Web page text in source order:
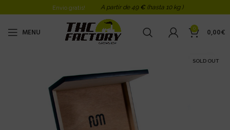
Envio gratis! A partir de 49 € (hasta 10 kg )
MENU 0 0,00€
SOLD OUT